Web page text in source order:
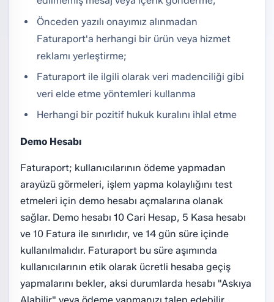
Önceden yazılı onayımız alınmadan
Faturaport'a herhangi bir ürün veya hizmet
reklamı yerleştirme;
Faturaport ile ilgili olarak veri madenciliği gibi
veri elde etme yöntemleri kullanma
Herhangi bir pozitif hukuk kuralını ihlal etme
Demo Hesabı
Faturaport; kullanıcılarının ödeme yapmadan
arayüzü görmeleri, işlem yapma kolaylığını test
etmeleri için demo hesabı açmalarına olanak
sağlar. Demo hesabı 10 Cari Hesap, 5 Kasa hesabı
ve 10 Fatura ile sınırlıdır, ve 14 gün süre içinde
kullanılmalıdır. Faturaport bu süre aşımında
kullanıcılarının etik olarak ücretli hesaba geçiş
yapmalarını bekler, aksi durumlarda hesabı "Askıya